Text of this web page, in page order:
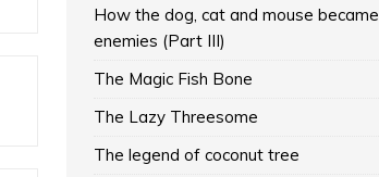
How the dog, cat and mouse became
enemies (Part III)
The Magic Fish Bone
The Lazy Threesome
The legend of coconut tree